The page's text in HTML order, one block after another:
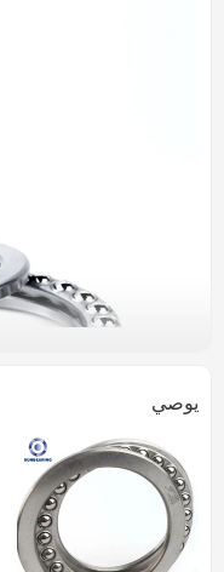
فحوى اضعا الكرة 51308
تخصيص
وحدات التصميم
بناء
يوصي